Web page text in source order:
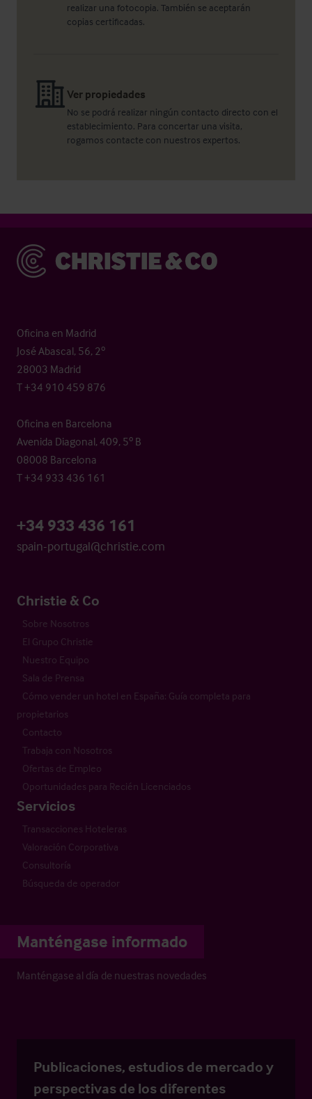
realizar una fotocopia. También se aceptarán
copias certificadas.
Ver propiedades
No se podrá realizar ningún contacto directo con el
establecimiento. Para concertar una visita,
rogamos contacte con nuestros expertos.
Christie & Co
Oficina en Madrid
José Abascal, 56, 2º
28003 Madrid
T +34 910 459 876
Oficina en Barcelona
Avenida Diagonal, 409, 5º B
08008 Barcelona
T +34 933 436 161
+34 933 436 161
spain-portugal@christie.com
Christie & Co
Sobre Nosotros
El Grupo Christie
Nuestro Equipo
Sala de Prensa
Cómo vender un hotel en España: Guía completa para
propietarios
Contacto
Trabaja con Nosotros
Ofertas de Empleo
Oportunidades para Recién Licenciados
Servicios
Transacciones Hoteleras
Valoración Corporativa
Consultoría
Búsqueda de operador
Manténgase informado
Manténgase al día de nuestras novedades
Publicaciones, estudios de mercado y
perspectivas de los diferentes